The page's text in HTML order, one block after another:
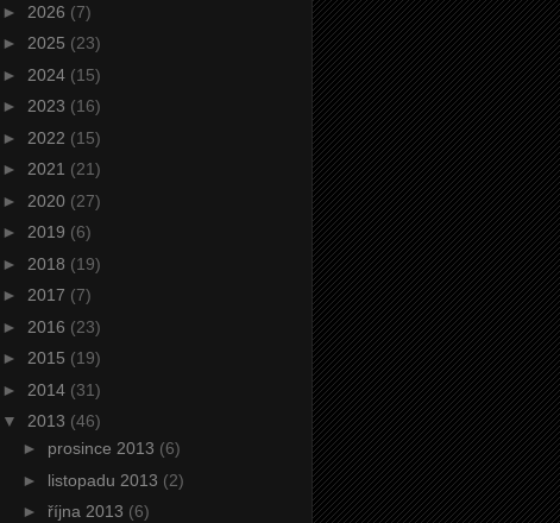
► 2026 (7)
► 2025 (23)
► 2024 (15)
► 2023 (16)
► 2022 (15)
► 2021 (21)
► 2020 (27)
► 2019 (6)
► 2018 (19)
► 2017 (7)
► 2016 (23)
► 2015 (19)
► 2014 (31)
▼ 2013 (46)
► prosince 2013 (6)
► listopadu 2013 (2)
► října 2013 (6)